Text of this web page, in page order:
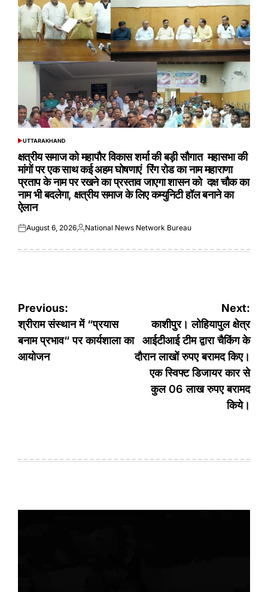
POSTED
UTTARAKHAND
क्षत्रीय समाज को महापौर विकास शर्मा की बड़ी सौगात महासभा की
मांगों पर एक साथ कई अहम घोषणाएं रिंग रोड का नाम महाराणा
प्रताप के नाम पर रखने का प्रस्ताव जाएगा शासन को दक्ष चौक का
नाम भी बदलेगा, क्षत्रीय समाज के लिए कम्युनिटी हॉल बनाने का
ऐलान
Posted
August 6, 2026Posted
National News Network Bureau
Post
navigation
Previous:
श्रीराम संस्थान में “प्रयास
बनाम प्रभाव“ पर कार्यशाला का
आयोजन
Next:
काशीपुर। लोहियापुल क्षेत्र
आईटीआई टीम द्वारा चैकिंग के
दौरान लाखों रुपए बरामद किए।
एक स्विफ्ट डिजायर कार से
कुल 06 लाख रुपए बरामद
किये।